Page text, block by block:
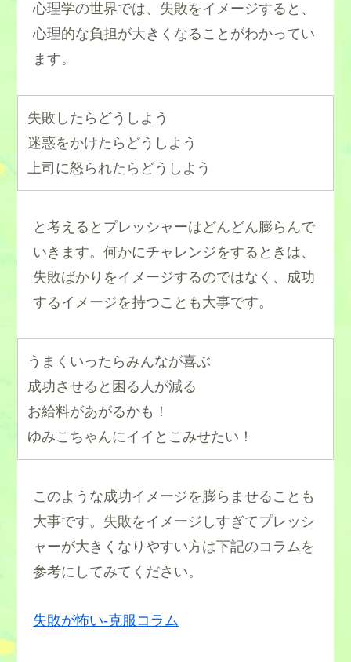
心理学の世界では、失敗をイメージすると、
心理的な負担が大きくなることがわかってい
ます。
失敗したらどうしよう
迷惑をかけたらどうしよう
上司に怒られたらどうしよう
と考えるとプレッシャーはどんどん膨らんで
いきます。何かにチャレンジをするときは、
失敗ばかりをイメージするのではなく、成功
するイメージを持つことも大事です。
うまくいったらみんなが喜ぶ
成功させると困る人が減る
お給料があがるかも！
ゆみこちゃんにイイとこみせたい！
このような成功イメージを膨らませることも
大事です。失敗をイメージしすぎてプレッシ
ャーが大きくなりやすい方は下記のコラムを
参考にしてみてください。
失敗が怖い-克服コラム